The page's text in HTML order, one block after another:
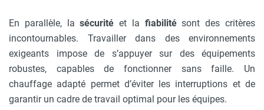
En parallèle, lasécurité et la fiabilitésont des critères
incontournables. Travailler dans des environnements
exigeants impose de s’appuyer sur des équipements
robustes, capables de fonctionner sans faille. Un
chauffage adapté permet d’éviter les interruptions et de
garantir un cadre de travail optimal pour les équipes.